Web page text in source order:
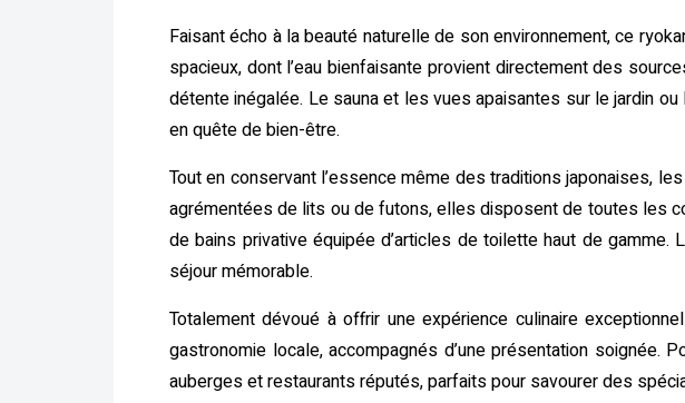
Faisant écho à la beauté naturelle de son environnement, ce
spacieux, dont l’eau bienfaisante provient directement des
détente inégalée. Le sauna et les vues apaisantes sur le jardin
en quête de bien-être.
Tout en conservant l’essence même des traditions japonaises,
agrémentées de lits ou de futons, elles disposent de toutes les
de bains privative équipée d’articles de toilette haut de
séjour mémorable.
Totalement dévoué à offrir une expérience culinaire
gastronomie locale, accompagnés d’une présentation
auberges et restaurants réputés, parfaits pour savourer des